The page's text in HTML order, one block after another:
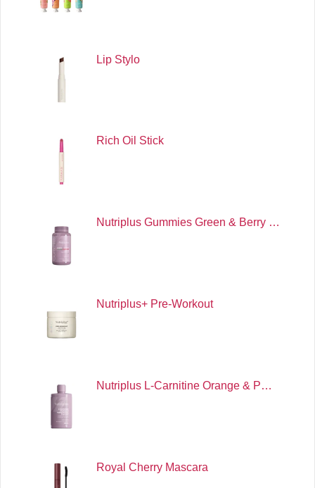
Lip Stylo
Rich Oil Stick
Nutriplus Gummies Green & Berry …
Nutriplus+ Pre-Workout
Nutriplus L-Carnitine Orange & P…
Royal Cherry Mascara